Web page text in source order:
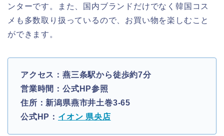
ンターです。また、国内ブランドだけでなく韓国コス
メも多数取り扱っているので、お買い物を楽しむこと
ができます。
アクセス：燕三条駅から徒歩約7分
営業時間：公式HP参照
住所：新潟県燕市井土巻3-65
公式HP： イオン 県央店